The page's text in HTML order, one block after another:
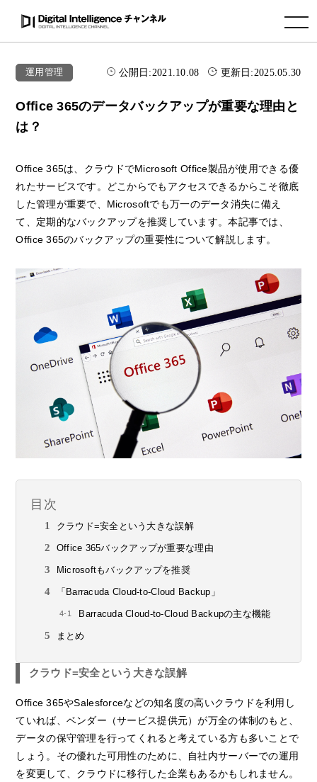
toggle navigation
運用管理 公開日:2021.10.08 更新日:2025.05.30
Office 365のデータバックアップが重要な理由と
は？
Office 365は、クラウドでMicrosoft Office製品が使用できる優
れたサービスです。どこからでもアクセスできるからこそ徹底
した管理が重要で、Microsoftでも万一のデータ消失に備え
て、定期的なバックアップを推奨しています。本記事では、
Office 365のバックアップの重要性について解説します。
目次
クラウド=安全という大きな誤解
Office 365バックアップが重要な理由
Microsoftもバックアップを推奨
「Barracuda Cloud-to-Cloud Backup」
Barracuda Cloud-to-Cloud Backupの主な機能
まとめ
クラウド=安全という大きな誤解
Office 365やSalesforceなどの知名度の高いクラウドを利用し
ていれば、ベンダー（サービス提供元）が万全の体制のもと、
データの保守管理を行ってくれると考えている方も多いことで
しょう。その優れた可用性のために、自社内サーバーでの運用
を変更して、クラウドに移行した企業もあるかもしれません。